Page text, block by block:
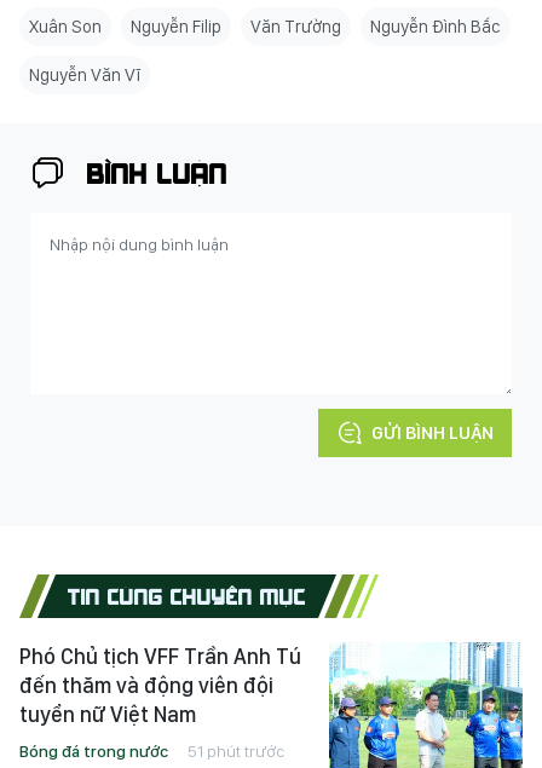
Xuân Son Nguyễn Filip Văn Trường Nguyễn Đình Bắc
Nguyễn Văn Vĩ
BÌNH LUẬN
GỬI BÌNH LUẬN
TIN CÙNG CHUYÊN MỤC
Phó Chủ tịch VFF Trần Anh Tú
đến thăm và động viên đội
tuyển nữ Việt Nam
Bóng đá trong nước 51 phút trước